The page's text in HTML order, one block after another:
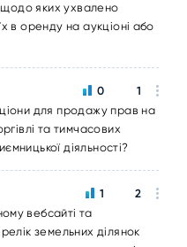
щодо яких ухвалено
в оренду на аукціоні або
для продажу прав на
та тимчасових
діяльності?
0 1
вебсайті та
земельних ділянок
1 2